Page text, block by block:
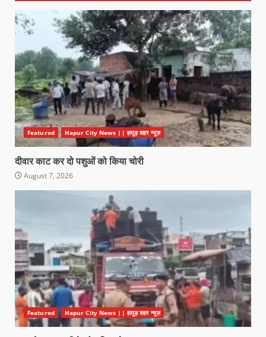
Featured Hapur City News || हापुड़ शहर न्यूज़
दीवार काट कर दो पशुओं को किया चोरी
August 7, 2026
Featured Hapur City News || हापुड़ शहर न्यूज़